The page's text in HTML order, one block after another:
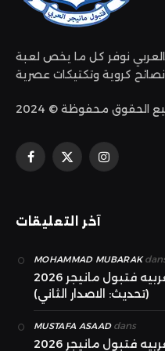
نوفر كل ما يخص لعبة
فيسبوك
X
الانستغرام
آخر التعليقات
MOHAMMAD MUBARAK
الان حصريا: برنامج اللغه العربيه فتبول مانيجر 2026
(تحديث: الاصدار الثاني)
MUSTAFA ASAADdans
الان حصريا: برنامج اللغه العربيه فتبول مانيجر 2026